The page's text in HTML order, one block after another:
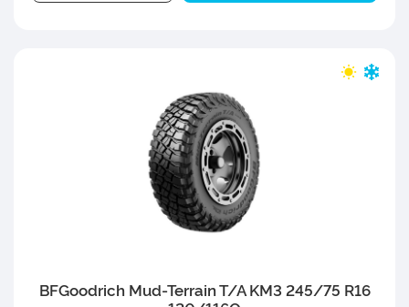
BFGoodrich Mud-Terrain T/A KM3 245/75 R16